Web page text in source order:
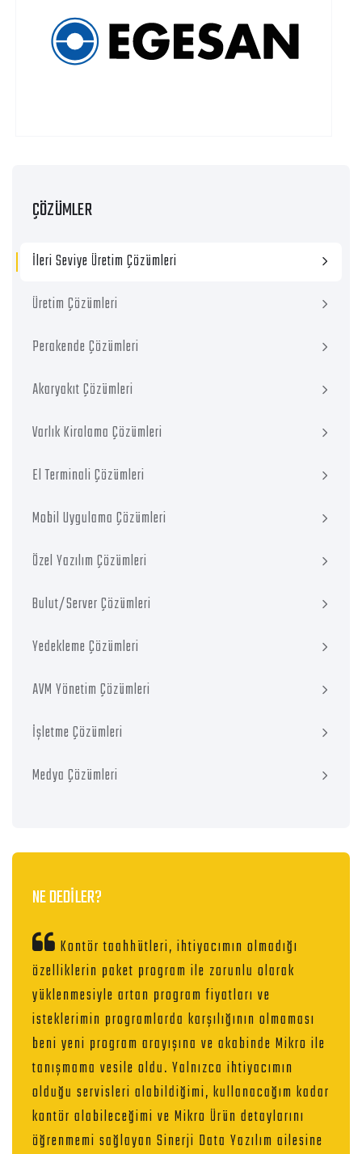
ÇÖZÜMLER
İleri Seviye Üretim Çözümleri
Üretim Çözümleri
Perakende Çözümleri
Akaryakıt Çözümleri
Varlık Kiralama Çözümleri
El Terminali Çözümleri
Mobil Uygulama Çözümleri
Özel Yazılım Çözümleri
Bulut/Server Çözümleri
Yedekleme Çözümleri
AVM Yönetim Çözümleri
İşletme Çözümleri
Medya Çözümleri
NE DEDİLER?
Kontör taahhütleri, ihtiyacımın olmadığı
özelliklerin paket program ile zorunlu olarak
yüklenmesiyle artan program fiyatları ve
isteklerimin programlarda karşılığının olmaması
beni yeni program arayışına ve akabinde Mikro ile
tanışmama vesile oldu. Yalnızca ihtiyacımın
olduğu servisleri alabildiğimi, kullanacağım kadar
kontör alabileceğimi ve Mikro Ürün detaylarını
öğrenmemi sağlayan Sinerji Data Yazılım ailesine